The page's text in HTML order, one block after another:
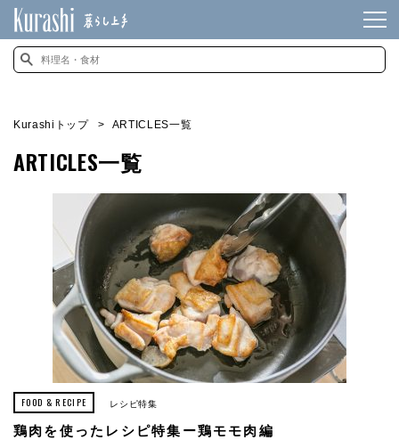
Kurashiトップ ARTICLES一覧
ARTICLES一覧
FOOD & RECIPE レシピ特集
鶏肉を使ったレシピ特集ー鶏モモ肉編